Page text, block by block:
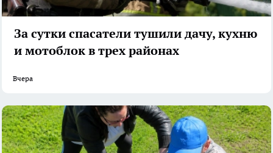
За сутки спасатели тушили дачу, кухню
и мотоблок в трех районах
Вчера